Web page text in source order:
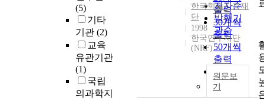
(5)
기타
기관 (2)
교육
유관기관
(1)
국립
의과학지
저자순
발행기
관순
출력
30개씩
출력
50개씩
출력
100개씩
출력
한국학술진흥재
단
1998
한국연구재단
(NRF)
원문보
기